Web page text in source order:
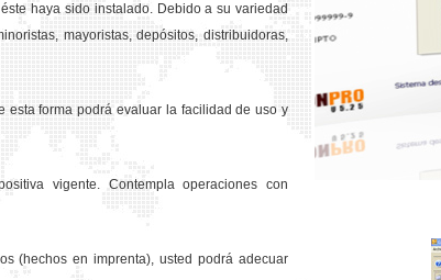
haya sido instalado. Debido a su variedad
mayoristas, depósitos, distribuidoras,
esta forma podrá evaluar la facilidad de uso y
vigente. Contempla operaciones con
(hechos en imprenta), usted podrá adecuar